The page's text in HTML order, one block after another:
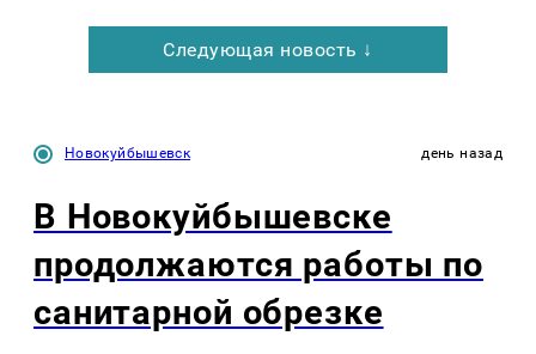
Следующая новость ↓
Новокуйбышевск день назад
В Новокуйбышевске
продолжаются работы по
санитарной обрезке